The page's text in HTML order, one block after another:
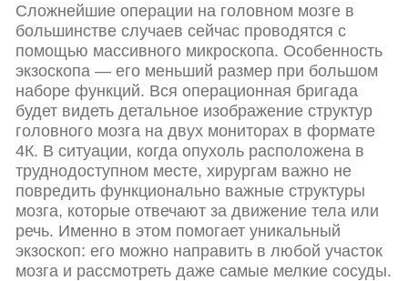
Сложнейшие операции на головном мозге в
большинстве случаев сейчас проводятся с
помощью массивного микроскопа. Особенность
экзоскопа — его меньший размер при большом
наборе функций. Вся операционная бригада
будет видеть детальное изображение структур
головного мозга на двух мониторах в формате
4К. В ситуации, когда опухоль расположена в
труднодоступном месте, хирургам важно не
повредить функционально важные структуры
мозга, которые отвечают за движение тела или
речь. Именно в этом помогает уникальный
экзоскоп: его можно направить в любой участок
мозга и рассмотреть даже самые мелкие сосуды.